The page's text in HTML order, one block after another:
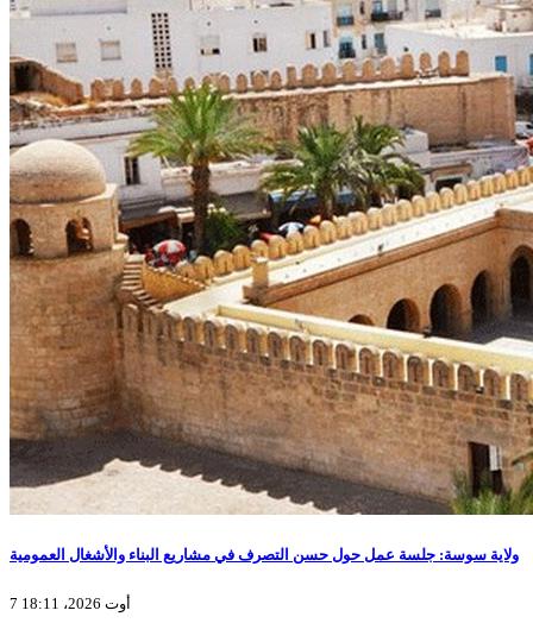
ولاية سوسة: جلسة عمل حول حسن التصرف في مشاريع البناء والأشغال العمومية
7 أوت 2026، 18:11